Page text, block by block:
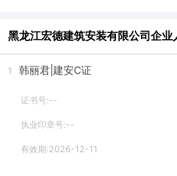
黑龙江宏德建筑安装有限公司企业
1 韩丽君 |建安C证
证书号:--
执业印章号:--
有效期:2026-12-11